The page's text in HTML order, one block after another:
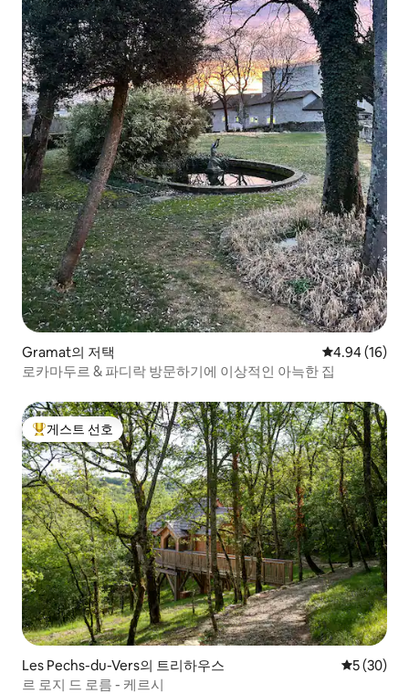
Gramat의 저택 평점 4.94점(5
4.94 (16)
로카마두르 & 파디락 방문하기에 이상적인 아늑한 집
상위 게스트 선호
게스트 선호
Les Pechs-du-Vers의 트리하우스 평점 5점(5
5 (30)
르 로지 드 로름 - 케르시